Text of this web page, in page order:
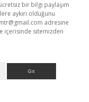
bir bilgi paylaşım
aykırı olduğunu
adresine
içerisinde sitemizden